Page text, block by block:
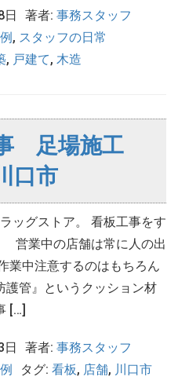
日 著者: 事務スタッフ
, スタッフの日常
, 戸建て, 木造
足場施工
口市
ッグストア。 看板工事をす
営業中の店舗は常に人の出
業中注意するのはもちろん
護管』というクッション材
[…]
日 著者: 事務スタッフ
タグ: 看板, 店舗, 川口市